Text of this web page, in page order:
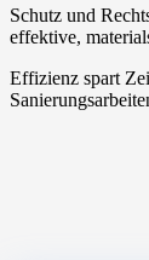
Schutz und
effektive,
Effizienz spart